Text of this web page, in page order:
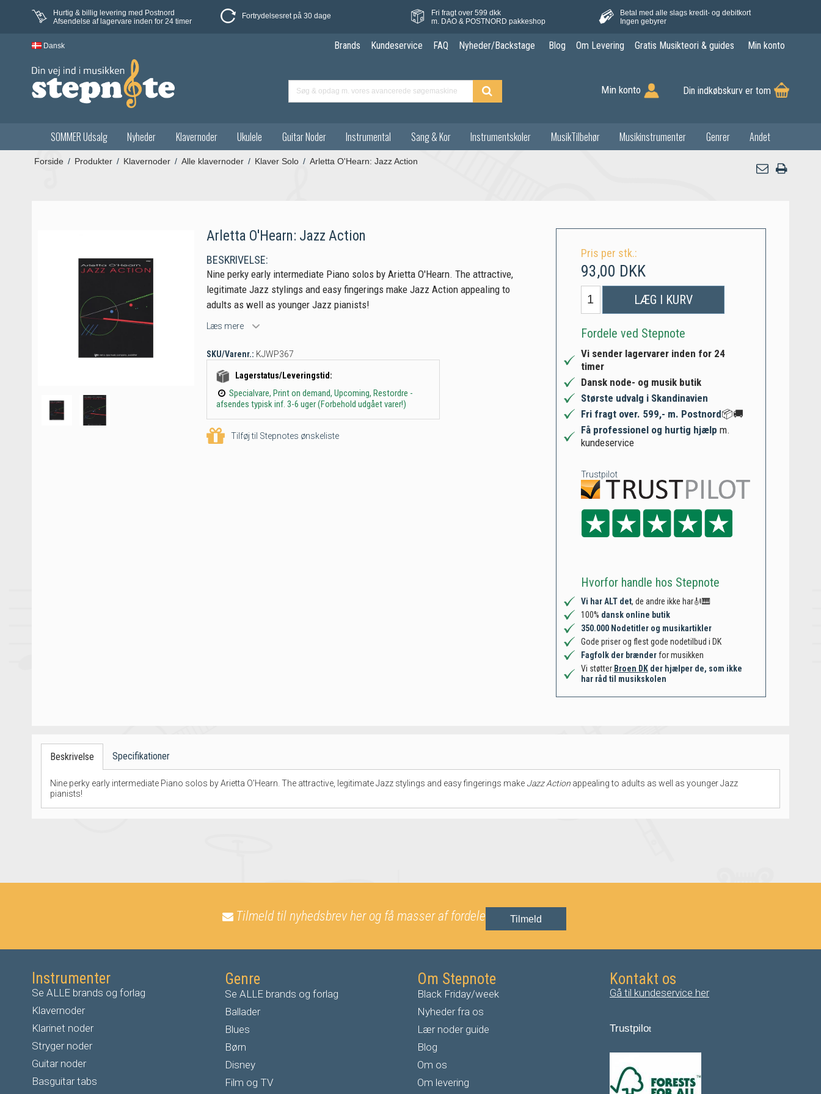
Hurtig & billig levering med Postnord
Afsendelse af lagervare inden for 24 timer
Fortrydelsesret på 30 dage
Fri fragt over 599 dkk
m. DAO & POSTNORD pakkeshop
Betal med alle slags kredit- og debitkort
Ingen gebyrer
Dansk Brands Kundeservice FAQ Nyheder/Backstage Blog Om Levering Gratis Musikteori & guides Min konto
Min konto Din indkøbskurv er tom
SOMMER Udsalg Nyheder Klavernoder Ukulele Guitar Noder Instrumental Sang & Kor Instrumentskoler MusikTilbehør Musikinstrumenter Genrer Andet
Forside / Produkter / Klavernoder / Alle klavernoder / Klaver Solo / Arletta O'Hearn: Jazz Action
Arletta O'Hearn: Jazz Action
BESKRIVELSE:
Nine perky early intermediate Piano solos by Arietta O'Hearn. The attractive,
legitimate Jazz stylings and easy fingerings make Jazz Action appealing to
adults as well as younger Jazz pianists!
Læs mere
SKU/Varenr.: KJWP367
Lagerstatus/Leveringstid:
Specialvare, Print on demand, Upcoming, Restordre -
afsendes typisk inf. 3-6 uger (Forbehold udgået varer!)
Tilføj til Stepnotes ønskeliste
Pris per stk.:
93,00 DKK
LÆG I KURV
Fordele ved Stepnote
Vi sender lagervarer inden for 24
timer
Dansk node- og musik butik
Største udvalg i Skandinavien
Fri fragt over. 599,- m. Postnord📦🚚
Få professionel og hurtig hjælp m.
kundeservice
Trustpilot
Hvorfor handle hos Stepnote
Vi har ALT det, de andre ikke har🎻🎹
100% dansk online butik
350.000 Nodetitler og musikartikler
Gode priser og flest gode nodetilbud i DK
Fagfolk der brænderfor musikken
Vi støtter Broen DKder hjælper de, som ikke
har råd til musikskolen
Beskrivelse Specifikationer
Nine perky early intermediate Piano solos by Arietta O'Hearn. The attractive, legitimate Jazz stylings and easy fingerings make Jazz Action appealing to adults as well as younger Jazz
pianists!
Tilmeld til nyhedsbrev her og få masser af fordele Tilmeld
Instrumenter
Se ALLE brands og forlag
Klavernoder
Klarinet noder
Stryger noder
Guitar noder
Basguitar tabs
Genre
Se ALLE brands og forlag
Ballader
Blues
Børn
Disney
Film og TV
Om Stepnote
Black Friday/week
Nyheder fra os
Lær noder guide
Blog
Om os
Om levering
Kontakt os
Gå til kundeservice her
Trustpilot